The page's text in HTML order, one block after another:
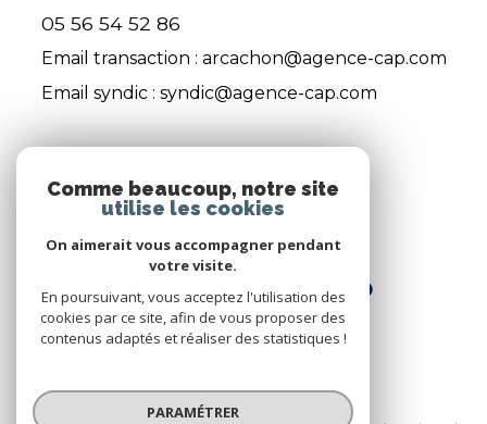
05 56 54 52 86
Email transaction : arcachon@agence-cap.com
Email syndic : syndic@agence-cap.com
ADHÉRENTS
© 2026 | Tous droits réservés
Comme beaucoup, notre site
utilise les cookies
On aimerait vous accompagner pendant
votre visite.
En poursuivant, vous acceptez l'utilisation des
cookies par ce site, afin de vous proposer des
contenus adaptés et réaliser des statistiques !
PARAMÉTRER